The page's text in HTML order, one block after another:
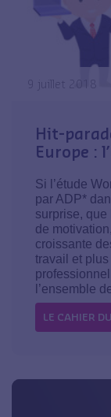
9 juillet 2018
Hit-
Europe :
Si l’étude
par ADP*
surprise, que
de
croissante
travail et
l’ensemble
LE CAHIER